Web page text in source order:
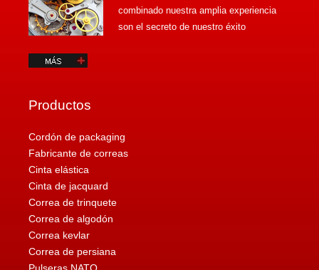
combinado nuestra amplia experiencia
son el secreto de nuestro éxito
Productos
Cordón de packaging
Fabricante de correas
Cinta elástica
Cinta de jacquard
Correa de trinquete
Correa de algodón
Correa kevlar
Correa de persiana